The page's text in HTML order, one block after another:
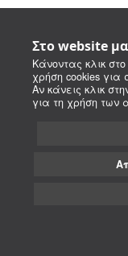
Στο website
Κάνοντας κλικ
χρήση cookies για
Αν κάνεις κλικ
για τη χρήση των